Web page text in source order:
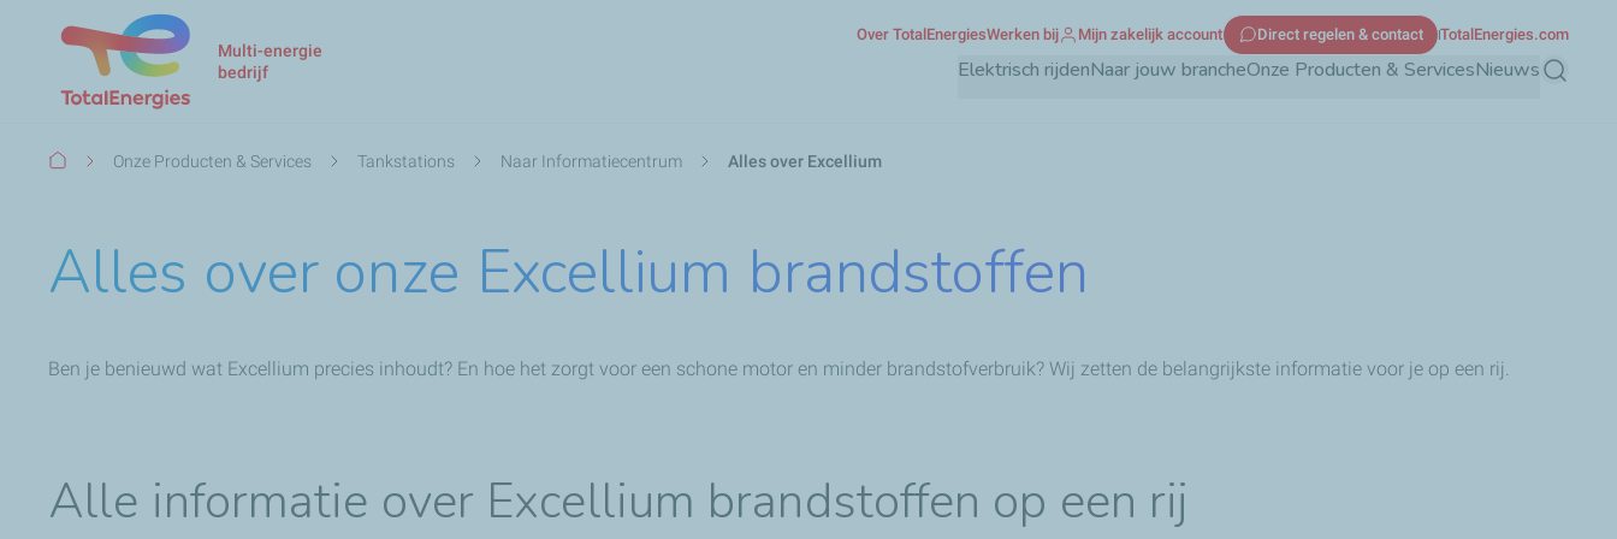
Overslaan
inhoud
Multi-energie
bedrijf
Elektrisch rijdenNaar jouw brancheOnze Producten & ServicesNieuws Zoeken
Over TotalEnergiesWerken bij Mijn zakelijk account Direct regelen & contact TotalEnergies.com
KruimelpadOnze Producten & Services Tankstations Naar Informatiecentrum Alles over Excellium
Alles over onze Excellium brandstoffen
Ben je benieuwd wat Excellium precies inhoudt? En hoe het zorgt voor een schone motor en minder brandstofverbruik? Wij zetten de belangrijkste informatie voor je op een rij.
Alle informatie over Excellium brandstoffen op een rij